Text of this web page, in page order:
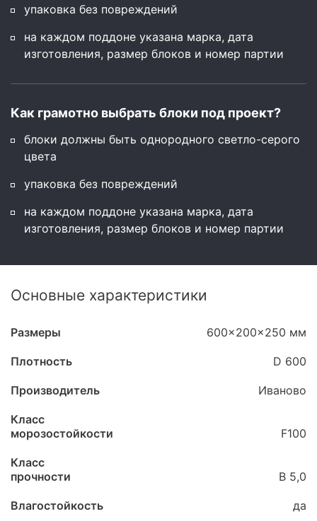
упаковка без повреждений
на каждом поддоне указана марка, дата
изготовления, размер блоков и номер партии
Как грамотно выбрать блоки под проект?
блоки должны быть однородного светло-серого
цвета
упаковка без повреждений
на каждом поддоне указана марка, дата
изготовления, размер блоков и номер партии
Основные характеристики
Размеры 600x200x250 мм
Плотность D 600
Производитель Иваново
Класс
морозостойкости
F100
Класс
прочности
B 5,0
Влагостойкость да